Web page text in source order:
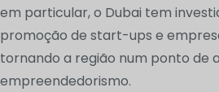
em particular, o Dubai tem
promoção de start-ups e
tornando a região num ponto de
empreendedorismo.